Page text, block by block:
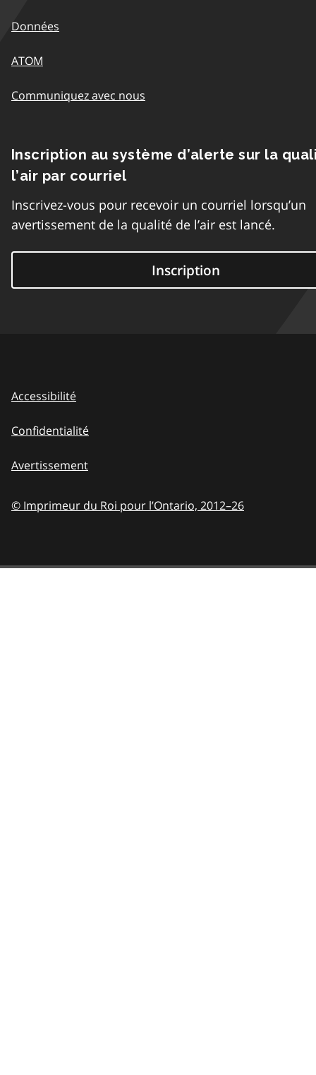
Données
ATOM
Communiquez avec nous
Inscription au système d’alerte sur la
l’air par courriel
Inscrivez-vous pour recevoir un courriel lorsqu’un
avertissement de la qualité de l’air est lancé.
Inscription
Accessibilité
Confidentialité
Avertissement
© Imprimeur du Roi pour l’Ontario, 2012–26